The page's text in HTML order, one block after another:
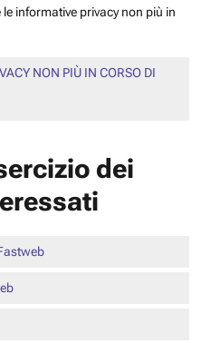
informative privacy non più in
NON PIÙ IN CORSO DI
dei